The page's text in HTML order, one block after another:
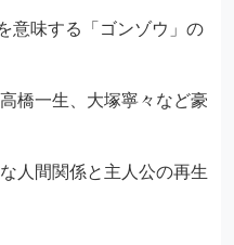
意味する「ゴンゾウ」の
橋一生、大塚寧々など豪
人間関係と主人公の再生